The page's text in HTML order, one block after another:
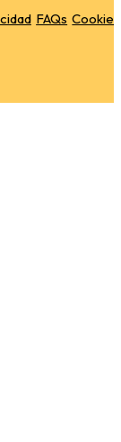
FAQs Cookies